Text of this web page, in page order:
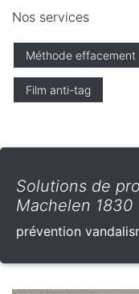
Nos services
Méthode effacement
Film anti-tag
Solutions de
Machelen 1830
prévention